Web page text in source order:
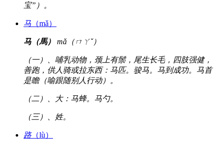
宝”）。
马 （mǎ）
马（馬） mǎ（ㄇㄚˇ）
（一）、哺乳动物，颈上有鬃，尾生长毛，四肢强健，
善跑，供人骑或拉东西：马匹。骏马。马到成功。马首
是瞻（喻跟随别人行动）。
（二）、大：马蜂。马勺。
（三）、姓。
路（lù）